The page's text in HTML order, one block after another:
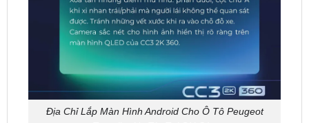
Địa Chỉ Lắp Màn Hình Android Cho Ô Tô Peugeot
Traveller Uy Tín Tại Sài Gòn